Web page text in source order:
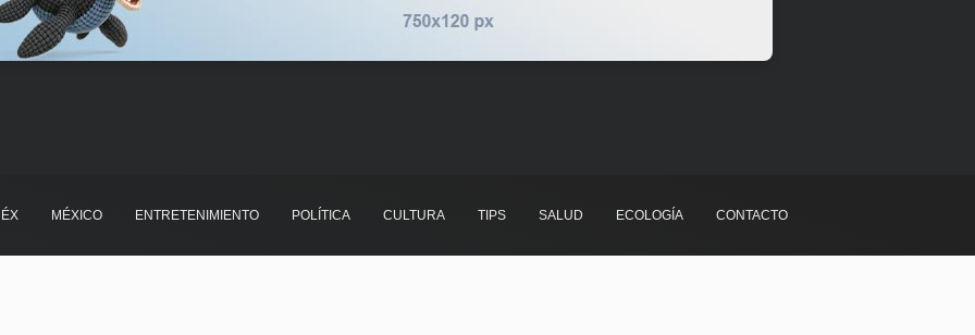
MÉXICO ENTRETENIMIENTO POLÍTICA CULTURA TIPS SALUD ECOLOGÍA CONTACTO